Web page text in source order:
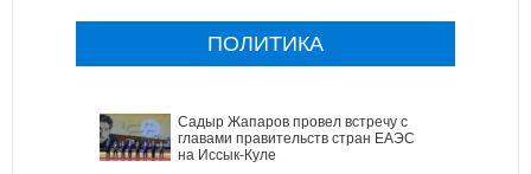
ПОЛИТИКА
Садыр Жапаров провел встречу с
главами правительств стран ЕАЭС
на Иссык-Куле